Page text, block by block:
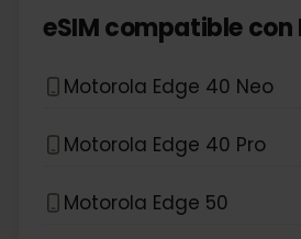
eSIM compatible con
Motorola Edge 40 Neo
Motorola Edge 40 Pro
Motorola Edge 50